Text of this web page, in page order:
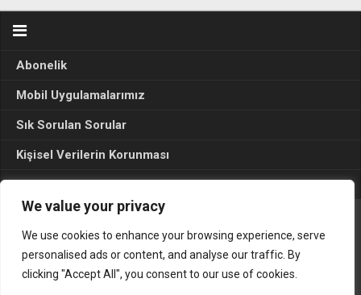
We value your privacy
We use cookies to enhance your browsing experience, serve
personalised ads or content, and analyse our traffic. By
clicking "Accept All", you consent to our use of cookies.
Abonelik
Mobil Uygulamalarımız
Sık Sorulan Sorular
Kişisel Verilerin Korunması
Seçim Sonuçları 2024
Gerçek Hayat © 2015. Her hakkı sakldır.